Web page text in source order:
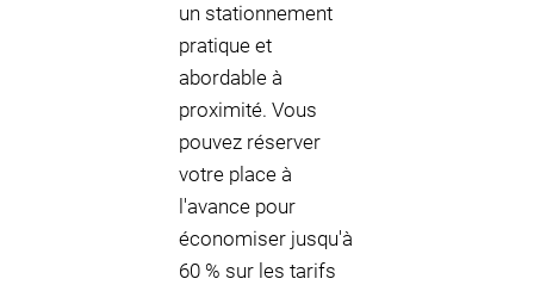
un stationnement
pratique et
abordable à
proximité. Vous
pouvez réserver
votre place à
l'avance pour
économiser jusqu'à
60 % sur les tarifs